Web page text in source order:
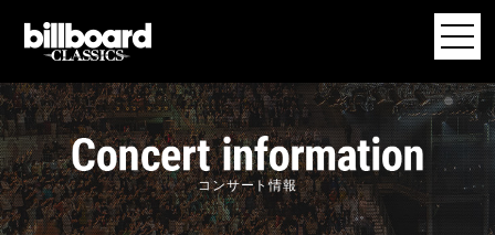
コンサート情報